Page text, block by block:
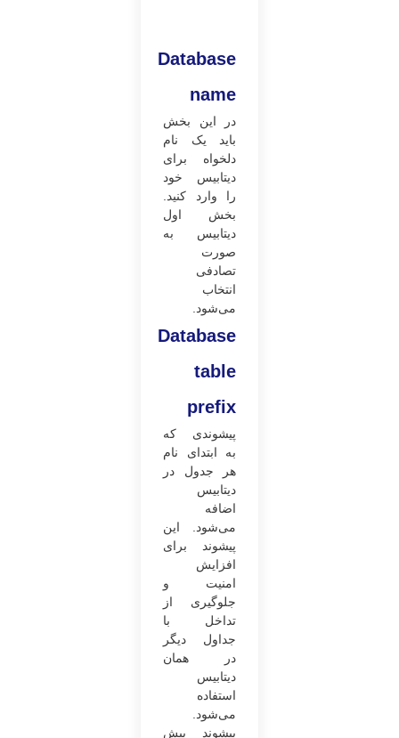
Database
name
در این بخش
باید یک نام
دلخواه برای
دیتابیس خود
را وارد کنید.
بخش اول
دیتابیس به
صورت
تصادفی
انتخاب
می‌شود.
Database
table
prefix
پیشوندی که
به ابتدای نام
هر جدول در
دیتابیس
اضافه
می‌شود. این
پیشوند برای
افزایش
امنیت و
جلوگیری از
تداخل با
جداول دیگر
در همان
دیتابیس
استفاده
می‌شود.
پیشوند پیش